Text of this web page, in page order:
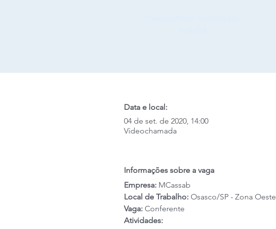
Data e local:
04 de set. de 2020, 14:00
Vídeochamada
Informações sobre a vaga
Empresa: MCassab
Local de Trabalho: Osasco/SP - Zona Oeste
Vaga: Conferente
Atividades: